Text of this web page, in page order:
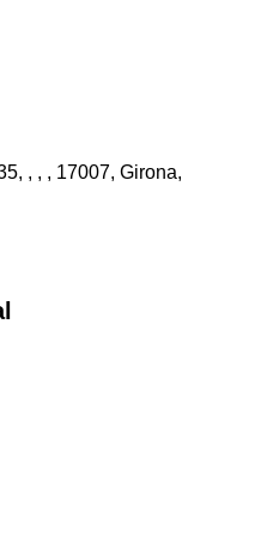
, , , 17007, Girona,